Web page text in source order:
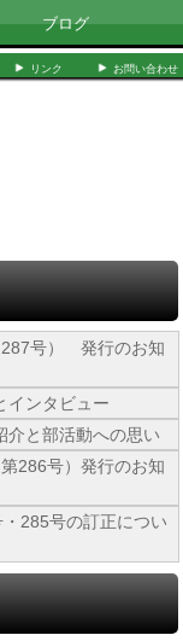
ブログ
リンク お問い合わせ
287号） 発行のお知
インタビュー
介と部活動への思い
286号）発行のお知
285号の訂正につい